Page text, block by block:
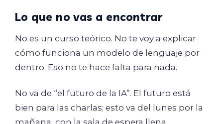
Lo que no vas a encontrar
No es un curso teórico. No te voy a explicar
cómo funciona un modelo de lenguaje por
dentro. Eso no te hace falta para nada.
No va de “el futuro de la IA”. El futuro está
bien para las charlas; esto va del lunes por la
mañana, con la sala de espera llena.